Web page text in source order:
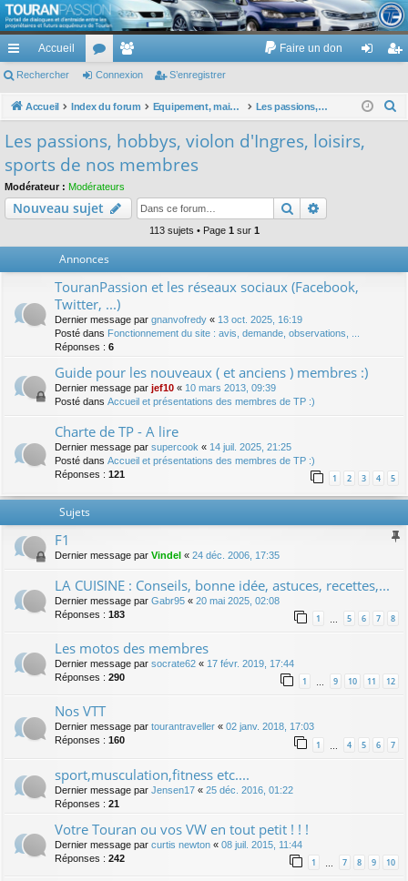
TouranPassion
Le forum des propriétaires ou futurs acquéreurs du Volkswagen Touran
cc
ès
de
Accueil
or
u
e
m
Faire un don
ne nr
Rechercher Connexion S’enregistrer
Accueil Index du forum Equipement, maison, famille, passion, hobby, détente, ... Les passions, hobbys, violon d'Ingres, loisirs, sports de nos membres
h
Les passions, hobbys, violon d'Ingres, loisirs,
sports de nos membres
Modérateur : Modérateurs
Nouveau sujet Rechercher
113 sujets • Page 1 sur 1
Annonces
TouranPassion et les réseaux sociaux (Facebook,
Twitter, ...)
Dernier message par gnanvofredy « 13 oct. 2025, 16:19
Posté dans Fonctionnement du site : avis, demande, observations, ...
Réponses : 6
Guide pour les nouveaux ( et anciens ) membres :)
Dernier message par jef10 « 10 mars 2013, 09:39
Posté dans Accueil et présentations des membres de TP :)
Charte de TP - A lire
Dernier message par supercook « 14 juil. 2025, 21:25
Posté dans Accueil et présentations des membres de TP :)
Réponses : 121 1 2 3 4 5
Sujets
F1
Dernier message par Vindel « 24 déc. 2006, 17:35
LA CUISINE : Conseils, bonne idée, astuces, recettes,...
Dernier message par Gabr95 « 20 mai 2025, 02:08
Réponses : 183 1 … 5 6 7 8
Les motos des membres
Dernier message par socrate62 « 17 févr. 2019, 17:44
Réponses : 290 1 … 9 10 11 12
Nos VTT
Dernier message par tourantraveller « 02 janv. 2018, 17:03
Réponses : 160 1 4 5 6 7
sport,musculation,fitness etc....
Dernier message par Jensen17 « 25 déc. 2016, 01:22
Réponses : 21
Votre Touran ou vos VW en tout petit ! ! !
Dernier message par curtis newton « 08 juil. 2015, 11:44
Réponses : 242 1 7 8 9 10